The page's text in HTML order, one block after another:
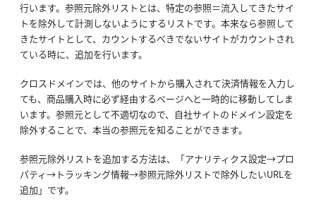
行います。参照元除外リストとは、特定の参照＝流入してきたサイ
トを除外して計測しないようにするリストです。本来なら参照して
きたサイトとして、カウントするべきでないサイトがカウントされ
ている時に、追加を行います。
クロスドメインでは、他のサイトから購入されて決済情報を入力し
ても、商品購入時に必ず経由するページへと一時的に移動してしま
います。参照元として不適切なので、自社サイトのドメイン設定を
除外することで、本当の参照元を知ることができます。
参照元除外リストを追加する方法は、「アナリティクス設定→プロ
パティ→トラッキング情報→参照元除外リストで除外したいURLを
追加」です。